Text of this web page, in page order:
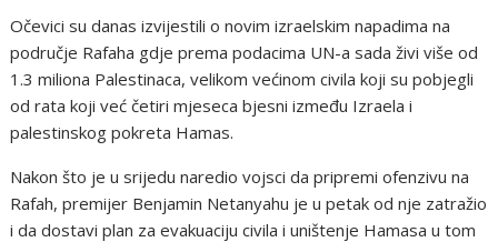
Očevici su danas izvijestili o novim izraelskim napadima na
područje Rafaha gdje prema podacima UN-a sada živi više od
1.3 miliona Palestinaca, velikom većinom civila koji su pobjegli
od rata koji već četiri mjeseca bjesni između Izraela i
palestinskog pokreta Hamas.
Nakon što je u srijedu naredio vojsci da pripremi ofenzivu na
Rafah, premijer Benjamin Netanyahu je u petak od nje zatražio
i da dostavi plan za evakuaciju civila i uništenje Hamasa u tom